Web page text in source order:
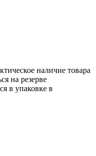
наличие товара
на резерве
в упаковке в